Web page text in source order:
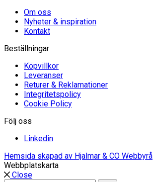
Om oss
Nyheter & inspiration
Kontakt
Beställningar
Köpvillkor
Leveranser
Returer & Reklamationer
Integritetspolicy
Cookie Policy
Följ oss
Linkedin
Hemsida skapad av Hjalmar & CO Webbyrå
Webbplatskarta
Close